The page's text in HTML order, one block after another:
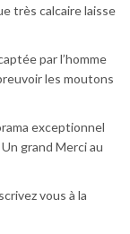
très calcaire laisse
par l’homme
les moutons
exceptionnel
grand Merci au
vous à la